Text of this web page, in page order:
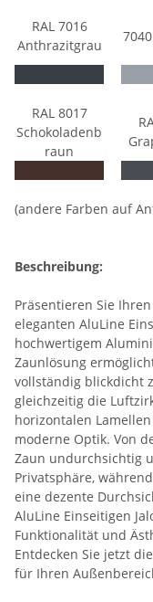
RAL 7016
Anthrazitgrau
RAL 8017
Schokoladenb
raun
(andere Farben auf
Beschreibung:
Präsentieren Sie
eleganten AluLine
hochwertigem
Zaunlösung
vollständig blickdicht
gleichzeitig die
horizontalen
moderne Optik. Von
Zaun undurchsichtig
Privatsphäre,
eine dezente
AluLine Einseitigen
Funktionalität und
Entdecken Sie jetzt
für Ihren